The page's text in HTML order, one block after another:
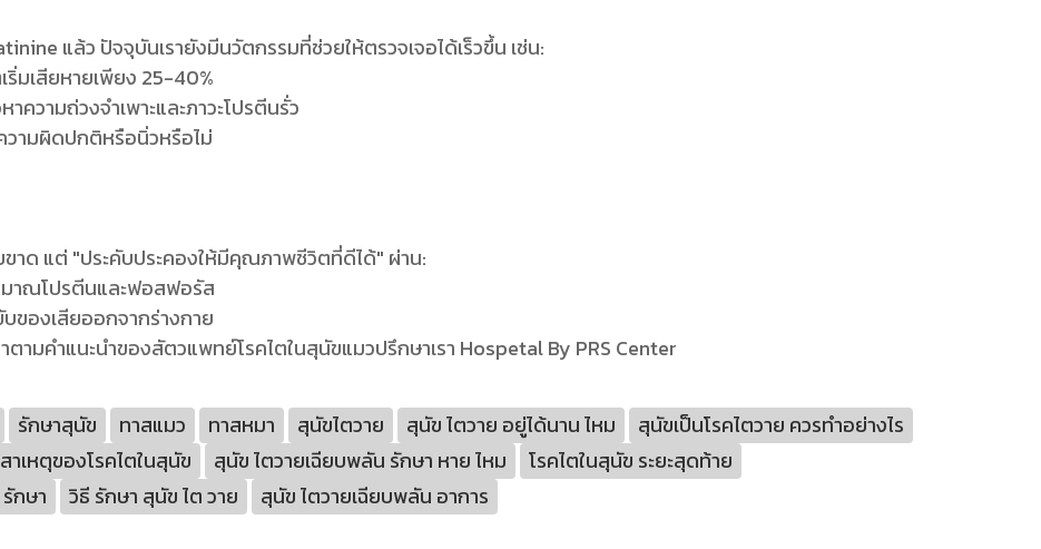
แล้ว ปัจจุบันเรายังมีนวัตกรรมที่ช่วยให้ตรวจเจอได้เร็วขึ้น เช่น:
มเสียหายเพียง 25-40%
ความถ่วงจำเพาะและภาวะโปรตีนรั่ว
วามผิดปกติหรือนิ่วหรือไม่
ขาด แต่ "ประคับประคองให้มีคุณภาพชีวิตที่ดีได้" ผ่าน:
มาณโปรตีนและฟอสฟอรัส
ของเสียออกจากร่างกาย
ามคำแนะนำของสัตวแพทย์โรคไตในสุนัขแมวปรึกษาเรา Hospetal By PRS Center
รักษาสุนัข ทาสแมว ทาสหมา สุนัขไตวาย สุนัข ไตวาย อยู่ได้นาน ไหม
สุนัขเป็นโรคไตวาย ควรทําอย่างไร
าเหตุของโรคไตในสุนัข สุนัข ไตวายเฉียบพลัน รักษา หาย ไหม
โรคไตในสุนัข ระยะสุดท้าย
กษา วิธี รักษา สุนัข ไต วาย สุนัข ไตวายเฉียบพลัน อาการ